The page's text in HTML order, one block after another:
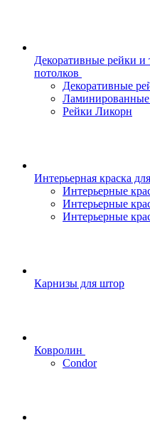
Декоративные рейки и
потолков
Декоративные
Рейки Ликорн
Интерьерная краска
Интерьерные
Интерьерные
Интерьерные
Карнизы для штор
Ковролин
Condor